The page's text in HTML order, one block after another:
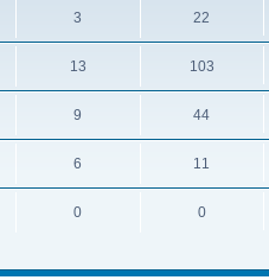
3 22
13 103
9 44
6 11
0 0